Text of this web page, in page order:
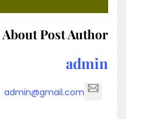
About Post Author
admin
admin@gmail.com